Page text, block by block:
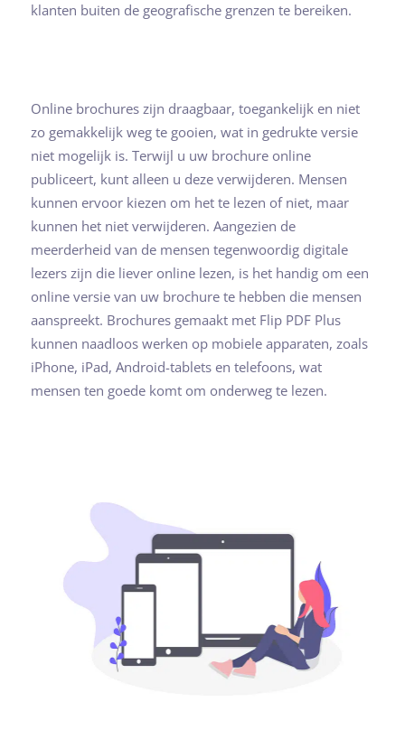
klanten buiten de geografische grenzen te bereiken.
Online brochures zijn draagbaar, toegankelijk en niet
zo gemakkelijk weg te gooien, wat in gedrukte versie
niet mogelijk is. Terwijl u uw brochure online
publiceert, kunt alleen u deze verwijderen. Mensen
kunnen ervoor kiezen om het te lezen of niet, maar
kunnen het niet verwijderen. Aangezien de
meerderheid van de mensen tegenwoordig digitale
lezers zijn die liever online lezen, is het handig om een
online versie van uw brochure te hebben die mensen
aanspreekt. Brochures gemaakt met Flip PDF Plus
kunnen naadloos werken op mobiele apparaten, zoals
iPhone, iPad, Android-tablets en telefoons, wat
mensen ten goede komt om onderweg te lezen.